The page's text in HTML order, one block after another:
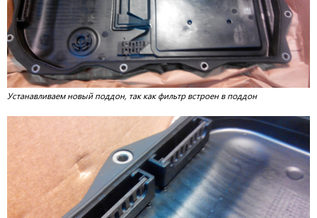
Устанавливаем новый поддон, так как фильтр встроен в поддон